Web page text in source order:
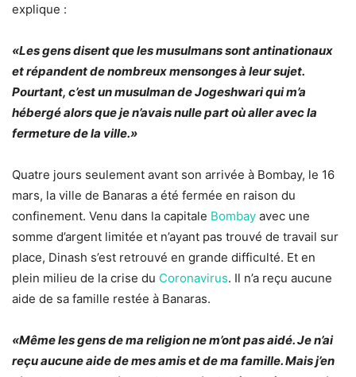
explique :
«Les gens disent que les musulmans sont antinationaux
et répandent de nombreux mensonges à leur sujet.
Pourtant, c’est un musulman de Jogeshwari qui m’a
hébergé alors que je n’avais nulle part où aller avec la
fermeture de la ville.»
Quatre jours seulement avant son arrivée à Bombay, le 16
mars, la ville de Banaras a été fermée en raison du
confinement. Venu dans la capitale Bombay avec une
somme d’argent limitée et n’ayant pas trouvé de travail sur
place, Dinash s’est retrouvé en grande difficulté. Et en
plein milieu de la crise du Coronavirus. Il n’a reçu aucune
aide de sa famille restée à Banaras.
«Même les gens de ma religion ne m’ont pas aidé. Je n’ai
reçu aucune aide de mes amis et de ma famille. Mais j’en